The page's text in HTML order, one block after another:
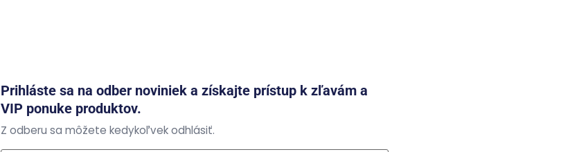
Prihláste sa na odber noviniek a získajte prístup k zľavám a
VIP ponuke produktov.
Z odberu sa môžete kedykoľvek odhlásiť.